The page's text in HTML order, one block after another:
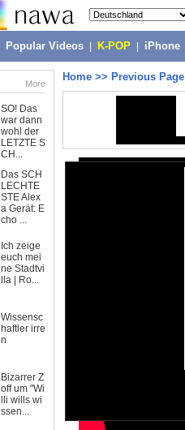
Popular Videos K-POP iPhone
More
SO! Das
war dann
wohl der
LETZTE S
CH...
Das SCH
LECHTE
STE Alex
a Gerät: E
cho ...
Ich zeige
euch mei
ne Stadtvi
lla | Ro...
Wissensc
haftler irre
n
Bizarrer Z
off um "Wi
lli wills wi
ssen...
Home >> Previous Page